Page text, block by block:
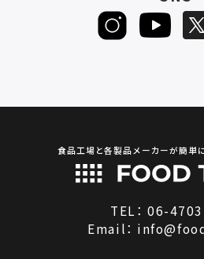
食品工場と各製品メーカーが簡単
TEL：06-
Email：